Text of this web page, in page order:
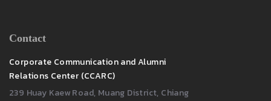
Contact
Corporate Communication and Alumni
Relations Center (CCARC)
239 Huay Kaew Road, Muang District, Chiang